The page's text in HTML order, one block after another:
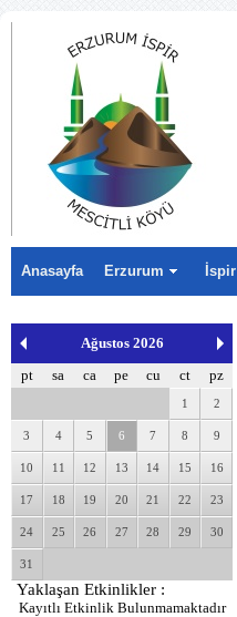
Anasayfa Erzurum İspir
Ağustos 2026
pt
sa ca pe cu ct pz
1 2
3 4 5 6 7 8 9
10 11 12 13 14 15 16
17 18 19 20 21 22 23
24 25 26 27 28 29 30
31
Yaklaşan Etkinlikler :
Kayıtlı Etkinlik Bulunmamaktadır